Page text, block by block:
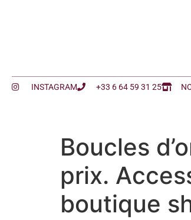
INSTAGRAM
+33 6 64 59 31 25
Boucles
prix.
boutique